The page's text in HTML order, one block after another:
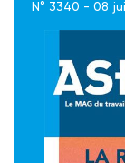
N° 3340 - 08